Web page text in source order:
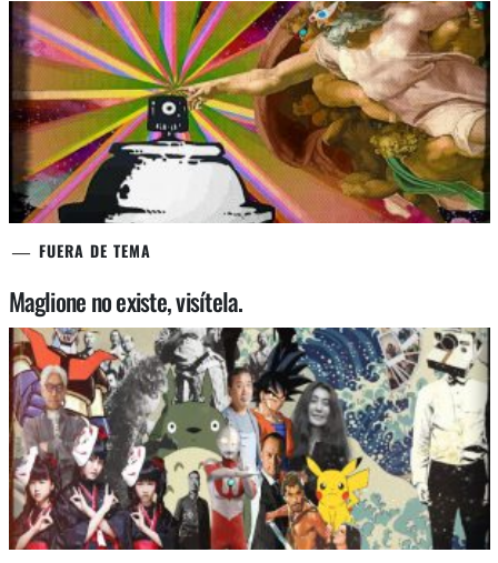
FUERA DE TEMA
Maglione no existe, visítela.